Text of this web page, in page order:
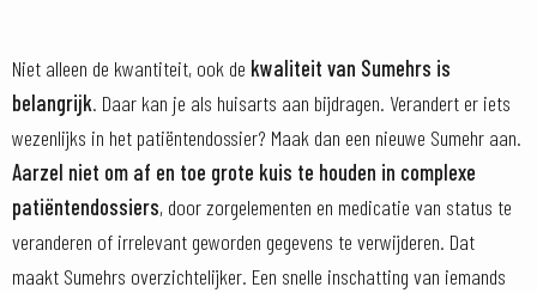
Niet alleen de kwantiteit, ook de kwaliteit van Sumehrs is
belangrijk. Daar kan je als huisarts aan bijdragen. Verandert er iets
wezenlijks in het patiëntendossier? Maak dan een nieuwe Sumehr aan.
Aarzel niet om af en toe grote kuis te houden in complexe
patiëntendossiers, door zorgelementen en medicatie van status te
veranderen of irrelevant geworden gegevens te verwijderen. Dat
maakt Sumehrs overzichtelijker. Een snelle inschatting van iemands